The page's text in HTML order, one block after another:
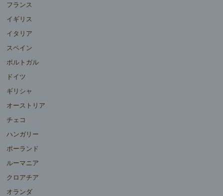
フランス
イギリス
イタリア
スペイン
ポルトガル
ドイツ
ギリシャ
オーストリア
チェコ
ハンガリー
ポーランド
ルーマニア
クロアチア
オランダ